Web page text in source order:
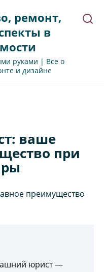
ремонт,
в
руками | Все о
и дизайне
ваше
при
юрист —